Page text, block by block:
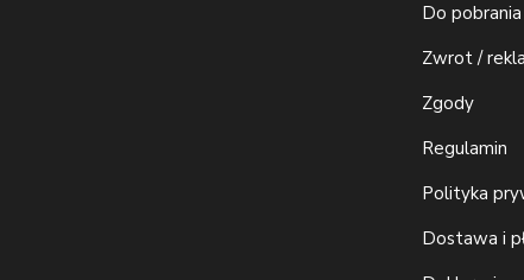
Do pobrania
Zwrot /
Zgody
Regulamin
Polityka
Dostawa i